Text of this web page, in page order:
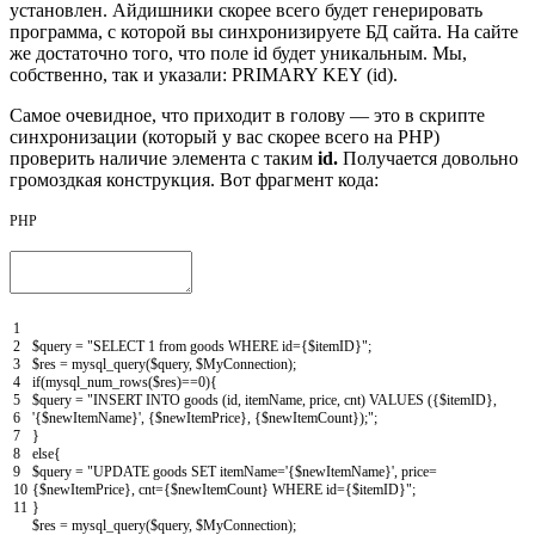
установлен. Айдишники скорее всего будет генерировать
программа, с которой вы синхронизируете БД сайта. На сайте
же достаточно того, что поле id будет уникальным. Мы,
собственно, так и указали: PRIMARY KEY (id).
Самое очевидное, что приходит в голову — это в скрипте
синхронизации (который у вас скорее всего на PHP)
проверить наличие элемента с таким id. Получается довольно
громоздкая конструкция. Вот фрагмент кода:
PHP
1
2
3
4
5
6
7
8
9
10
11
$query = "SELECT 1 from goods WHERE id={$itemID}";
$res = mysql_query($query, $MyConnection);
if(mysql_num_rows($res)==0){
$query = "INSERT INTO goods (id, itemName, price, cnt) VALUES ({$itemID},
'{$newItemName}', {$newItemPrice}, {$newItemCount});";
}
else{
$query = "UPDATE goods SET itemName='{$newItemName}', price=
{$newItemPrice}, cnt={$newItemCount} WHERE id={$itemID}";
}
$res = mysql_query($query, $MyConnection);